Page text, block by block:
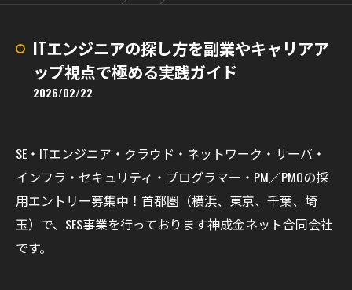
ITエンジニアの探し方を副業やキャリアア
ップ視点で極める実践ガイド
2026/02/22
SE・ITエンジニア・クラウド・ネットワーク・サーバ・
インフラ・セキュリティ・プログラマー・PM／PMOの採
用エントリー募集中！首都圏（横浜、東京、千葉、埼
玉）で、SES事業を行っております神成金ネット合同会社
です。